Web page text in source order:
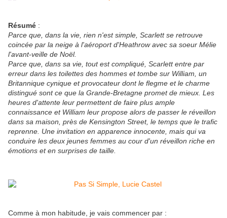
Résumé :
Parce que, dans la vie, rien n'est simple, Scarlett se retrouve
coincée par la neige à l'aéroport d'Heathrow avec sa soeur Mélie
l'avant-veille de Noël.
Parce que, dans sa vie, tout est compliqué, Scarlett entre par
erreur dans les toilettes des hommes et tombe sur William, un
Britannique cynique et provocateur dont le flegme et le charme
distingué sont ce que la Grande-Bretagne promet de mieux. Les
heures d'attente leur permettent de faire plus ample
connaissance et William leur propose alors de passer le réveillon
dans sa maison, près de Kensington Street, le temps que le trafic
reprenne. Une invitation en apparence innocente, mais qui va
conduire les deux jeunes femmes au cour d'un réveillon riche en
émotions et en surprises de taille.
Comme à mon habitude, je vais commencer par :